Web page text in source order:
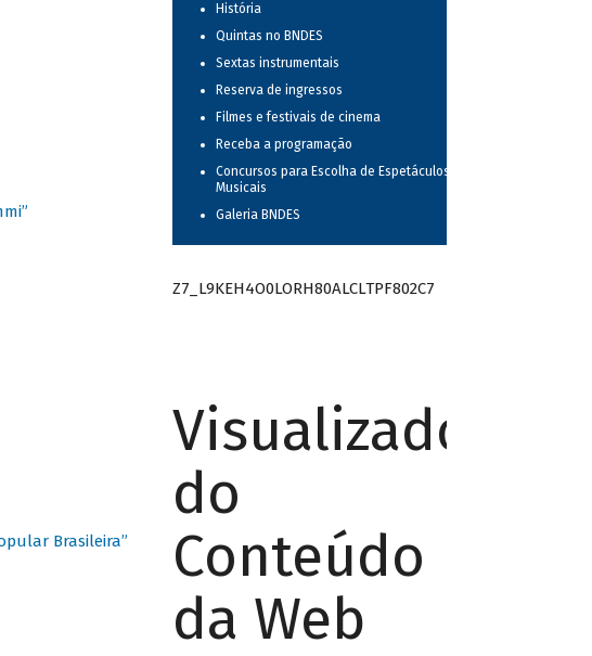
Brasileira”
História
Quintas no BNDES
Sextas instrumentais
Reserva de ingressos
Filmes e festivais de cinema
Receba a programação
Concursos para Escolha de Espetáculos
Musicais
Galeria BNDES
Z7_L9KEH4O0LORH80ALCLTPF802C7
Visualizador
do
Conteúdo
da Web